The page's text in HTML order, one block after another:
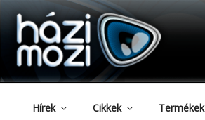
Tartalomhoz
HAZIMOZI
Hírek Cikkek Termékek